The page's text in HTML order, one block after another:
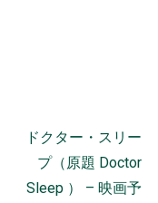
ドクター・スリー
プ（原題‎ Doctor
Sleep ） – 映画予